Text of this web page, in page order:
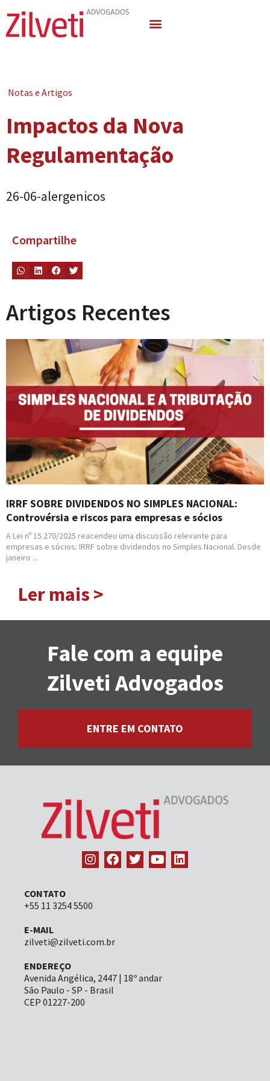
Notas e Artigos
Impactos da Nova
Regulamentação
26-06-alergenicos
Compartilhe
Artigos Recentes
IRRF SOBRE DIVIDENDOS NO SIMPLES NACIONAL:
Controvérsia e riscos para empresas e sócios
A Lei nº 15.270/2025 reacendeu uma discussão relevante para
empresas e sócios: IRRF sobre dividendos no Simples Nacional. Desde
janeiro ...
Ler mais >
Fale com a equipe
Zilveti Advogados
ENTRE EM CONTATO
CONTATO
+55 11 3254 5500
E-MAIL
zilveti@zilveti.com.br
ENDEREÇO
Avenida Angélica, 2447 | 18º andar
São Paulo - SP - Brasil
CEP 01227-200